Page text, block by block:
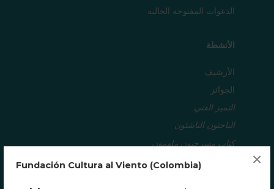
Fundación Cultura al Viento (Colombia) ×
الدعوات المفتوحة الحالية
الأنشطة
الأرشيف
الجوائز
التميز الفني
الباحثون الناشئون
كتاب مسرحيون ملهمون
جائزة الإنجاز مدى الحياة